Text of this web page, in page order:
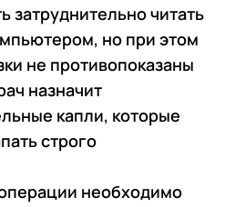
затруднительно читать
но при этом
не противопоказаны
назначит
капли, которые
строго
необходимо